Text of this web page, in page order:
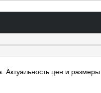
Актуальность цен и